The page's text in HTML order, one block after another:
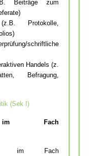
Beiträge zum
Protokolle,
schriftliche
Handels (z.
Befragung,
(Sek I)
im Fach
im Fach